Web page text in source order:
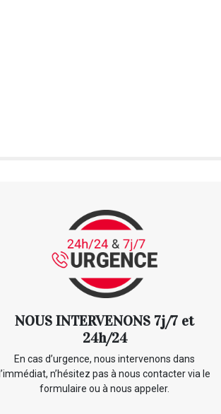
NOUS INTERVENONS 7j/7 et
24h/24
En cas d’urgence, nous intervenons dans
l’immédiat, n’hésitez pas à nous contacter via le
formulaire ou à nous appeler.